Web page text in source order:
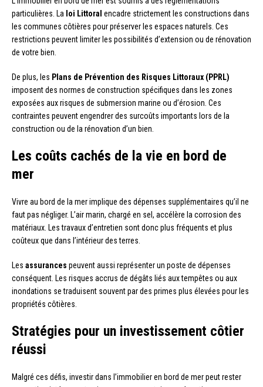
particulières. La loi Littoral encadre strictement les constructions dans
les communes côtières pour préserver les espaces naturels. Ces
restrictions peuvent limiter les possibilités d’extension ou de rénovation
de votre bien.
De plus, les Plans de Prévention des Risques Littoraux (PPRL)
imposent des normes de construction spécifiques dans les zones
exposées aux risques de submersion marine ou d’érosion. Ces
contraintes peuvent engendrer des surcoûts importants lors de la
construction ou de la rénovation d’un bien.
Les coûts cachés de la vie en bord de
mer
Vivre au bord de la mer implique des dépenses supplémentaires qu’il ne
faut pas négliger. L’air marin, chargé en sel, accélère la corrosion des
matériaux. Les travaux d’entretien sont donc plus fréquents et plus
coûteux que dans l’intérieur des terres.
Les assurances peuvent aussi représenter un poste de dépenses
conséquent. Les risques accrus de dégâts liés aux tempêtes ou aux
inondations se traduisent souvent par des primes plus élevées pour les
propriétés côtières.
Stratégies pour un investissement côtier
réussi
Malgré ces défis, investir dans l’immobilier en bord de mer peut rester